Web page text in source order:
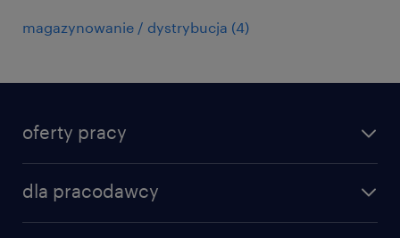
magazynowanie / dystrybucja (4)
oferty pracy
specjalizacje
dla pracodawcy